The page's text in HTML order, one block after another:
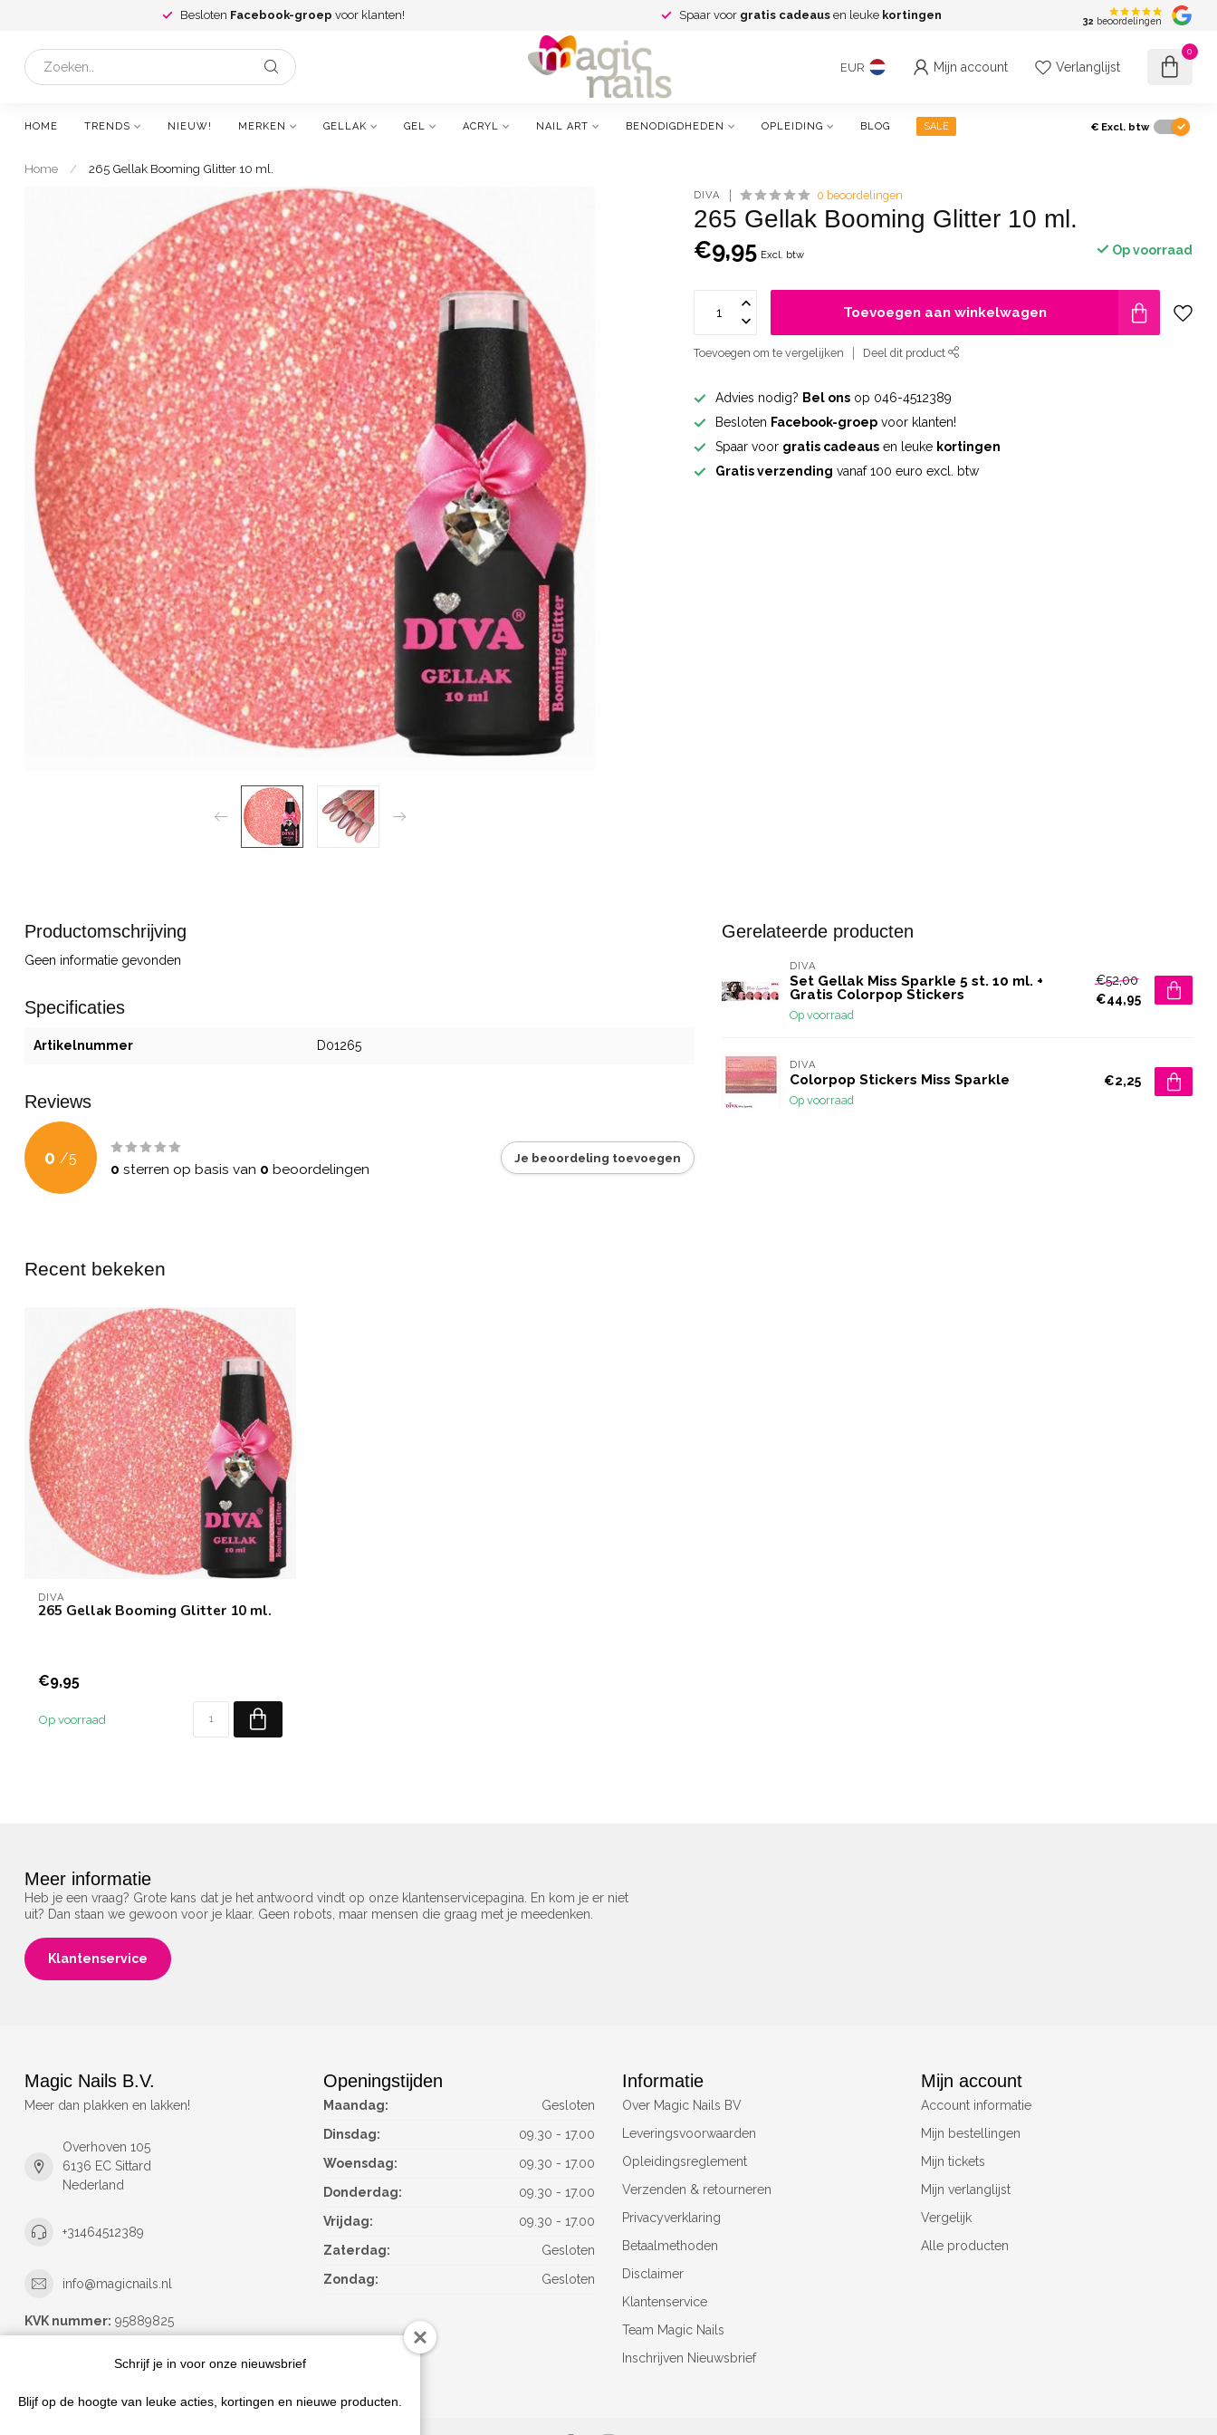
Besloten Facebook-groep voor klanten! Spaar voor gratis cadeaus en leuke kortingen 32 beoordelingen
EUR Mijn account Verlanglijst
0
HOME TRENDS NIEUW! MERKEN GELLAK GEL ACRYL NAIL ART BENODIGDHEDEN OPLEIDING BLOG SALE € Excl. btw
Home / 265 Gellak Booming Glitter 10 ml.
DIVA 0 beoordelingen
265 Gellak Booming Glitter 10 ml.
€9,95 Excl. btw Op voorraad
Toevoegen aan winkelwagen
Toevoegen om te vergelijken Deel dit product
Advies nodig? Bel ons op 046-4512389
Besloten Facebook-groep voor klanten!
Spaar voor gratis cadeaus en leuke kortingen
Gratis verzending vanaf 100 euro excl. btw
Productomschrijving
Geen informatie gevonden
Specificaties
Artikelnummer D01265
Reviews
0 /5
0 sterren op basis van 0 beoordelingen
Je beoordeling toevoegen
Gerelateerde producten
DIVA
Set Gellak Miss Sparkle 5 st. 10 ml. +
Gratis Colorpop Stickers
Op voorraad
€52,00
€44,95
DIVA
Colorpop Stickers Miss Sparkle
Op voorraad
€2,25
Recent bekeken
DIVA
265 Gellak Booming Glitter 10 ml.
€9,95
Op voorraad
Meer informatie
Heb je een vraag? Grote kans dat je het antwoord vindt op onze klantenservicepagina. En kom je er niet
uit? Dan staan we gewoon voor je klaar. Geen robots, maar mensen die graag met je meedenken.
Klantenservice
Magic Nails B.V.
Meer dan plakken en lakken!
Overhoven 105
6136 EC Sittard
Nederland
+31464512389
info@magicnails.nl
KVK nummer: 95889825
Openingstijden
Maandag:
Gesloten
Dinsdag:
09.30 - 17.00
Woensdag:
09.30 - 17.00
Donderdag:
09.30 - 17.00
Vrijdag:
09.30 - 17.00
Zaterdag:
Gesloten
Zondag:
Gesloten
Informatie
Over Magic Nails BV
Leveringsvoorwaarden
Opleidingsreglement
Verzenden & retourneren
Privacyverklaring
Betaalmethoden
Disclaimer
Klantenservice
Team Magic Nails
Inschrijven Nieuwsbrief
Mijn account
Account informatie
Mijn bestellingen
Mijn tickets
Mijn verlanglijst
Vergelijk
Alle producten
Schrijf je in voor onze nieuwsbrief
Blijf op de hoogte van leuke acties, kortingen en nieuwe producten.